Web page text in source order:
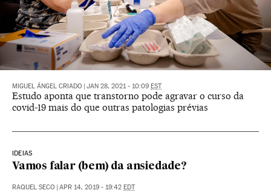
MIGUEL ÁNGEL CRIADO JAN 28, 2021 - 10:09 EST
Estudo aponta que transtorno pode agravar o curso da
covid-19 mais do que outras patologias prévias
IDEIAS
Vamos falar (bem) da ansiedade?
RAQUEL SECO APR 14, 2019 - 19:42 EDT